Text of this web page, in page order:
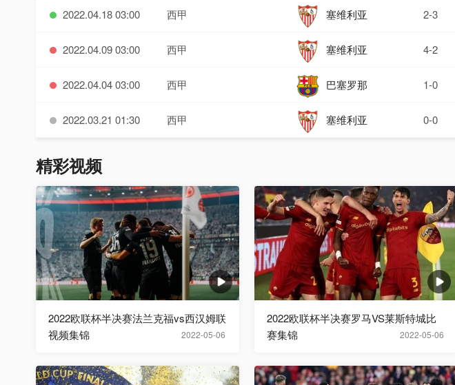
2022.04.18 03:00 西甲 塞维利亚 2-3
2022.04.09 03:00 西甲 塞维利亚 4-2
2022.04.04 03:00 西甲 巴塞罗那 1-0
2022.03.21 01:30 西甲 塞维利亚 0-0
精彩视频
2022-05-06
2022欧联杯半决赛法兰克福vs西汉姆联
视频集锦
2022-05-06
2022欧联杯半决赛罗马VS莱斯特城比
赛集锦